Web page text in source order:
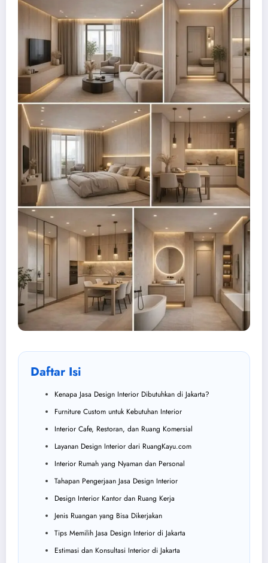
Daftar Isi
Kenapa Jasa Design Interior Dibutuhkan di Jakarta?
Furniture Custom untuk Kebutuhan Interior
Interior Cafe, Restoran, dan Ruang Komersial
Layanan Design Interior dari RuangKayu.com
Interior Rumah yang Nyaman dan Personal
Tahapan Pengerjaan Jasa Design Interior
Design Interior Kantor dan Ruang Kerja
Jenis Ruangan yang Bisa Dikerjakan
Tips Memilih Jasa Design Interior di Jakarta
Estimasi dan Konsultasi Interior di Jakarta